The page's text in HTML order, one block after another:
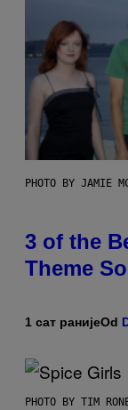
PHOTO BY JAMIE
3 of the
Theme
1 сат ранијеOd
PHOTO BY TIM